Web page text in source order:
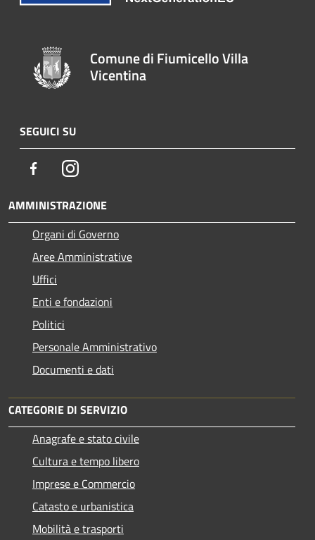
Comune di Fiumicello Villa
Vicentina
SEGUICI SU
FacebookInstagram
AMMINISTRAZIONE
Organi di Governo
Aree Amministrative
Uffici
Enti e fondazioni
Politici
Personale Amministrativo
Documenti e dati
CATEGORIE DI SERVIZIO
Anagrafe e stato civile
Cultura e tempo libero
Imprese e Commercio
Catasto e urbanistica
Mobilità e trasporti